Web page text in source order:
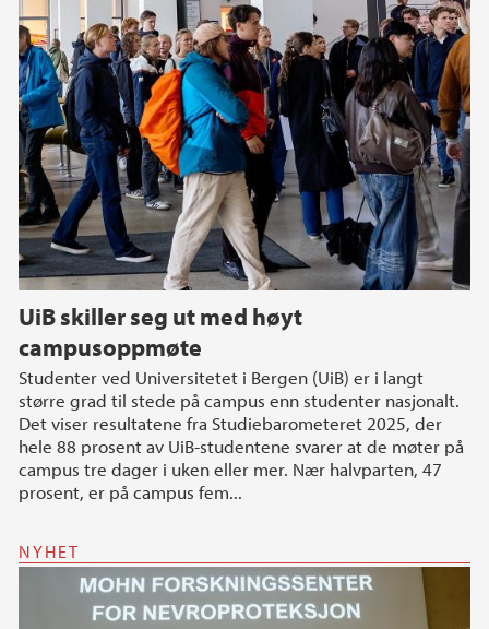
UiB skiller seg ut med høyt
campusoppmøte
Studenter ved Universitetet i Bergen (UiB) er i langt
større grad til stede på campus enn studenter nasjonalt.
Det viser resultatene fra Studiebarometeret 2025, der
hele 88 prosent av UiB-studentene svarer at de møter på
campus tre dager i uken eller mer. Nær halvparten, 47
prosent, er på campus fem...
NYHET